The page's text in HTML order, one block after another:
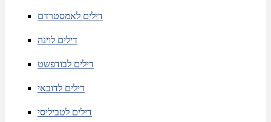
דילים לאמסטרדם
דילים לוינה
דילים לבודפשט
דילים לדובאי
דילים לטביליסי